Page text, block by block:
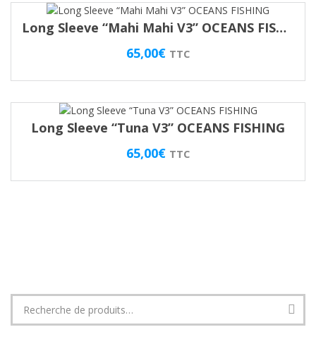
Long Sleeve “Mahi Mahi V3” OCEANS FISHING
65,00€ TTC
Long Sleeve “Tuna V3” OCEANS FISHING
65,00€ TTC
Recherche
pour :